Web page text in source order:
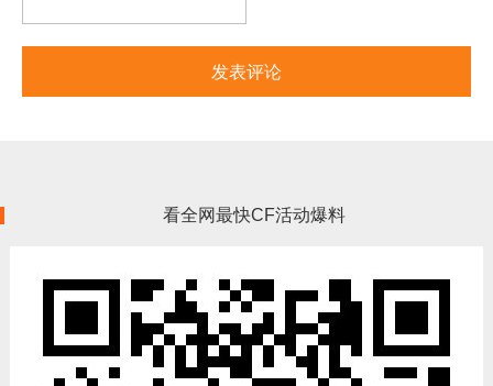
看全网最快CF活动爆料